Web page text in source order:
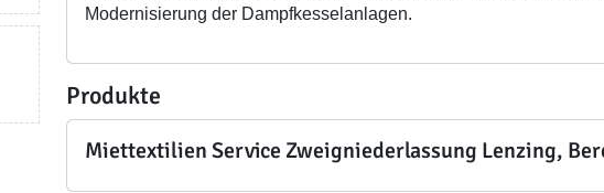
Modernisierung der Dampfkesselanlagen.
Produkte
Miettextilien Service Zweigniederlassung Lenzing,